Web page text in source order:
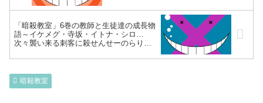
合～
「暗殺教室」6巻の教師と生徒達の成長物
語～イケメグ・寺坂・イトナ・シロ…
次々襲い来る刺客に殺せんせーのらりく
真っ向勝負～
暗殺教室